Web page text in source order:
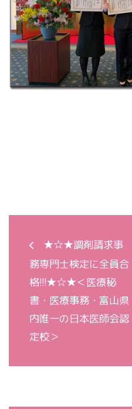
★☆★調剤請求事
務専門士検定に全員合
格!!!★☆★＜医療秘
書・医療事務・富山県
内唯一の日本医師会認
定校＞